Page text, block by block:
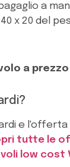
a
x 20 del
a
e l'offerta
tutte le
low cost